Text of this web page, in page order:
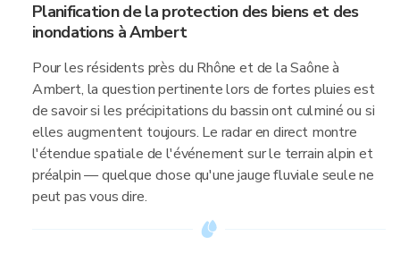
Planification de la protection des biens et des
inondations à Ambert
Pour les résidents près du Rhône et de la Saône à
Ambert, la question pertinente lors de fortes pluies est
de savoir si les précipitations du bassin ont culminé ou si
elles augmentent toujours. Le radar en direct montre
l'étendue spatiale de l'événement sur le terrain alpin et
préalpin — quelque chose qu'une jauge fluviale seule ne
peut pas vous dire.